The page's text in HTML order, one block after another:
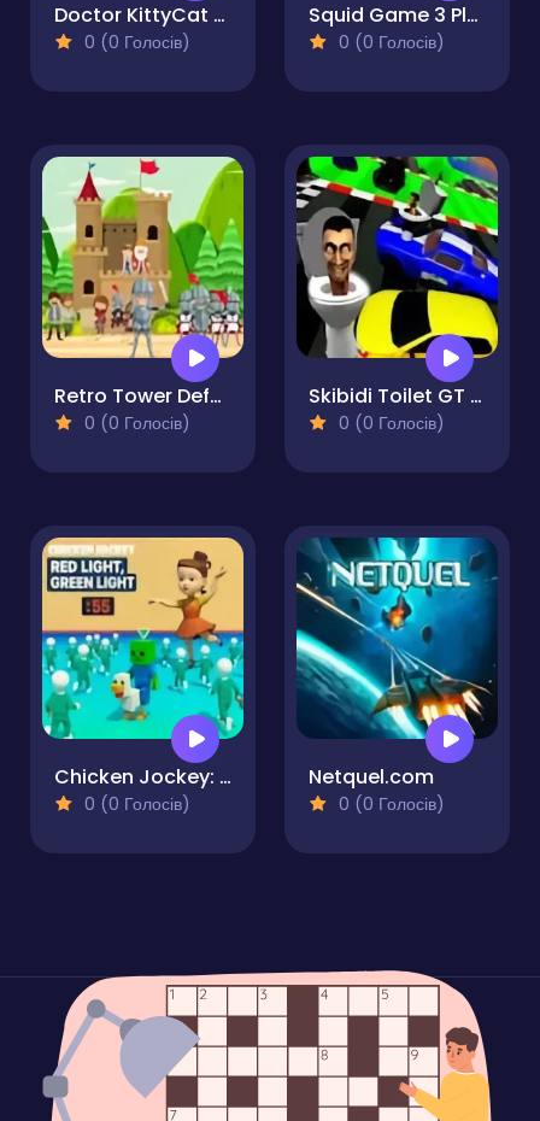
Doctor KittyCat Strange Pro
0 (0 Голосів)
Squid Game 3 Playground
0 (0 Голосів)
Retro Tower Defense
0 (0 Голосів)
Skibidi Toilet GT Drag Championship
0 (0 Голосів)
Chicken Jockey: Red Light Green Light
0 (0 Голосів)
Netquel.com
0 (0 Голосів)